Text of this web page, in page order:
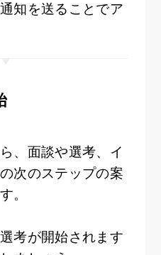
知を送ることでア
、面談や選考、イ
次のステップの案
。
考が開始されます